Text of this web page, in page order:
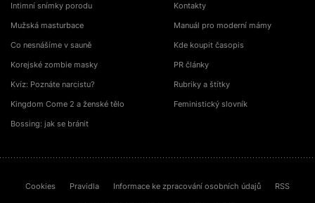
Intimní snímky porodu
Mužská masturbace
Co nesnášíme v sauně
Korejské zombie masky
Kvíz: Poznáte narcistu?
Kingdom Come 2 a ženské tělo
Bossing: jak se bránit
Kontakty
Manuál pro moderní mámy
Kde koupit časopis
PR články
Rubriky a štítky
Feministický slovník
Cookies Pravidla Informace ke zpracování osobních údajů RSS